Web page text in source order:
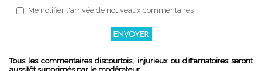
Me notifier l'arrivée de nouveaux commentaires
Tous les commentaires discourtois, injurieux ou diffamatoires seront